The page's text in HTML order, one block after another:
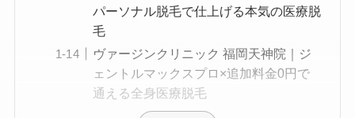
パーソナル脱毛で仕上げる本気の医療脱
毛
ヴァージンクリニック 福岡天神院｜ジ
ェントルマックスプロ×追加料金0円で
通える全身医療脱毛